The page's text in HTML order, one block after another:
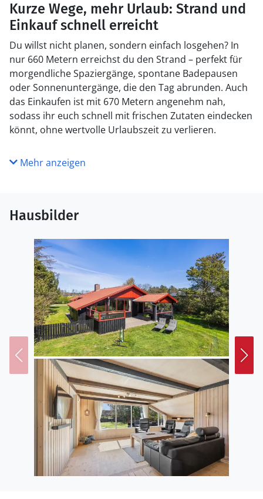
Kurze Wege, mehr Urlaub: Strand und
Einkauf schnell erreicht
Du willst nicht planen, sondern einfach losgehen? In
nur 660 Metern erreichst du den Strand – perfekt für
morgendliche Spaziergänge, spontane Badepausen
oder Sonnenuntergänge, die den Tag abrunden. Auch
das Einkaufen ist mit 670 Metern angenehm nah,
sodass ihr euch schnell mit frischen Zutaten eindecken
könnt, ohne wertvolle Urlaubszeit zu verlieren.
Mehr anzeigen
Hausbilder